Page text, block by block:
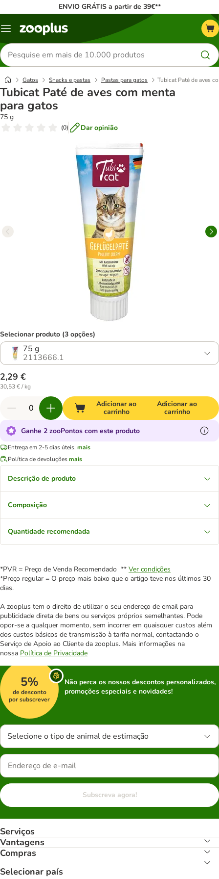
ENVIO GRÁTIS a partir de 39€**
Menu
Pesquisar
produtos
Gatos Snacks e pastas Pastas para gatos Tubicat Paté de aves
Tubicat Paté de aves com menta
para gatos
75 g
(0) Dar opinião
Selecionar produto (3 opções)
75 g
2113666.1
2,29 €
30,53 € / kg
Adicionar ao
carrinho
Adicionar ao
carrinho
Ganhe 2 zooPontos com este produto
Entrega em 2-5 dias úteis. mais
Política de devoluçõesmais
Descrição de produto
Composição
Quantidade recomendada
*PVR = Preço de Venda Recomendado ** Ver condições
*Preço regular = O preço mais baixo que o artigo teve nos últimos 30
dias.
A zooplus tem o direito de utilizar o seu endereço de email para
publicidade direta de bens ou serviços próprios semelhantes. Pode
opor-se a qualquer momento, sem incorrer em quaisquer custos além
dos custos básicos de transmissão à tarifa normal, contactando o
Serviço de Apoio ao Cliente da zooplus. Mais informações na
nossa Política de Privacidade
5%
de desconto
por subscrever
Não perca os nossos descontos personalizados,
promoções especiais e novidades!
Selecione o tipo de animal de estimação
Subscreva agora!
Serviços
Vantagens
Compras
Selecionar país